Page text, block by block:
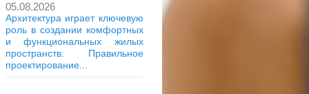
05.08.2026
Архитектура играет ключевую
роль в создании комфортных
и функциональных жилых
пространств. Правильное
проектирование...